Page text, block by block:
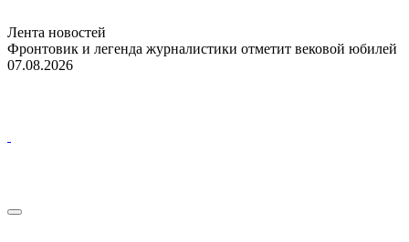
Лента новостей
Фронтовик и легенда журналистики отметит вековой юбилей
07.08.2026